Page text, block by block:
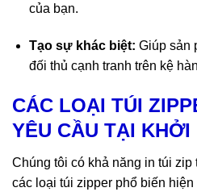
của bạn.
Tạo sự khác biệt: Giúp sản
đối thủ cạnh tranh trên kệ
CÁC LOẠI TÚI
YÊU CẦU TẠI KHỞI
Chúng tôi có khả năng in túi zip
các loại túi zipper phổ biến hiện